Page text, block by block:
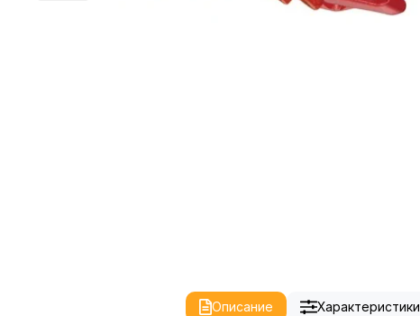
Описание Характеристики